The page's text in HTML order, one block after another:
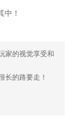
！
家的视觉享受和
长的路要走！